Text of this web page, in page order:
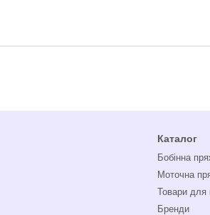
Каталог
Бобінна
Моточна
Товари для
Бренди